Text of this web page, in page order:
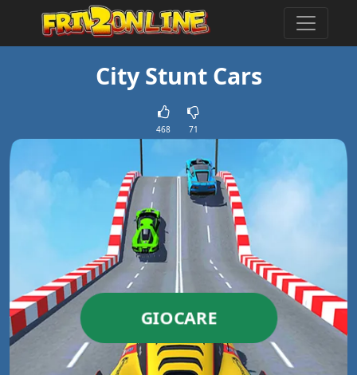
City Stunt Cars
468 71
GIOCARE